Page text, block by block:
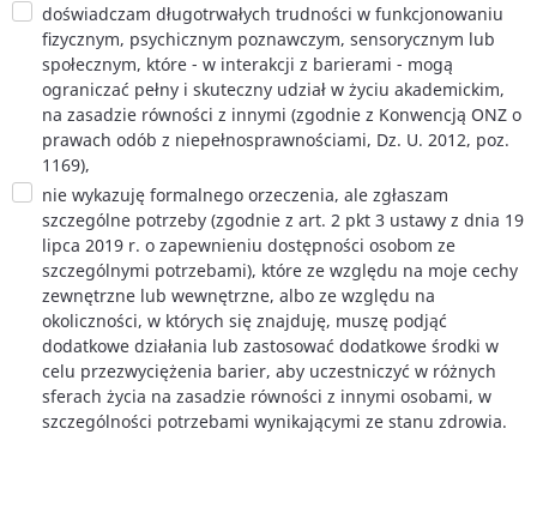
doświadczam długotrwałych trudności w funkcjonowaniu
fizycznym, psychicznym poznawczym, sensorycznym lub
społecznym, które - w interakcji z barierami - mogą
ograniczać pełny i skuteczny udział w życiu akademickim,
na zasadzie równości z innymi (zgodnie z Konwencją ONZ o
prawach odób z niepełnosprawnościami, Dz. U. 2012, poz.
1169),
nie wykazuję formalnego orzeczenia, ale zgłaszam
szczególne potrzeby (zgodnie z art. 2 pkt 3 ustawy z dnia 19
lipca 2019 r. o zapewnieniu dostępności osobom ze
szczególnymi potrzebami), które ze względu na moje cechy
zewnętrzne lub wewnętrzne, albo ze względu na
okoliczności, w których się znajduję, muszę podjąć
dodatkowe działania lub zastosować dodatkowe środki w
celu przezwyciężenia barier, aby uczestniczyć w różnych
sferach życia na zasadzie równości z innymi osobami, w
szczególności potrzebami wynikającymi ze stanu zdrowia.